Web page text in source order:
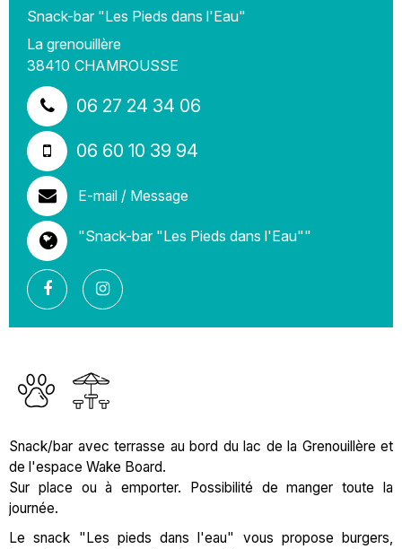
Snack-bar "Les Pieds dans l'Eau"
La grenouillère
38410 CHAMROUSSE
06 27 24 34 06
06 60 10 39 94
E-mail / Message
"Snack-bar "Les Pieds dans l'Eau""
Snack/bar avec terrasse au bord du lac de la Grenouillère et
de l'espace Wake Board.
Sur place ou à emporter. Possibilité de manger toute la
journée.
Le snack "Les pieds dans l'eau" vous propose burgers,